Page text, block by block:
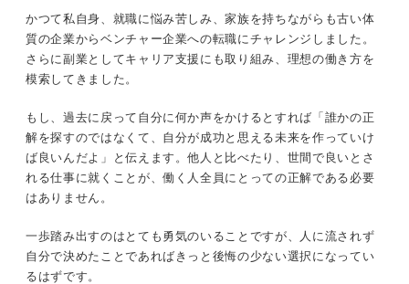
かつて私自身、就職に悩み苦しみ、家族を持ちながらも古い体
質の企業からベンチャー企業への転職にチャレンジしました。
さらに副業としてキャリア支援にも取り組み、理想の働き方を
模索してきました。
もし、過去に戻って自分に何か声をかけるとすれば「誰かの正
解を探すのではなくて、自分が成功と思える未来を作っていけ
ば良いんだよ」と伝えます。他人と比べたり、世間で良いとさ
れる仕事に就くことが、働く人全員にとっての正解である必要
はありません。
一歩踏み出すのはとても勇気のいることですが、人に流されず
自分で決めたことであればきっと後悔の少ない選択になってい
るはずです。